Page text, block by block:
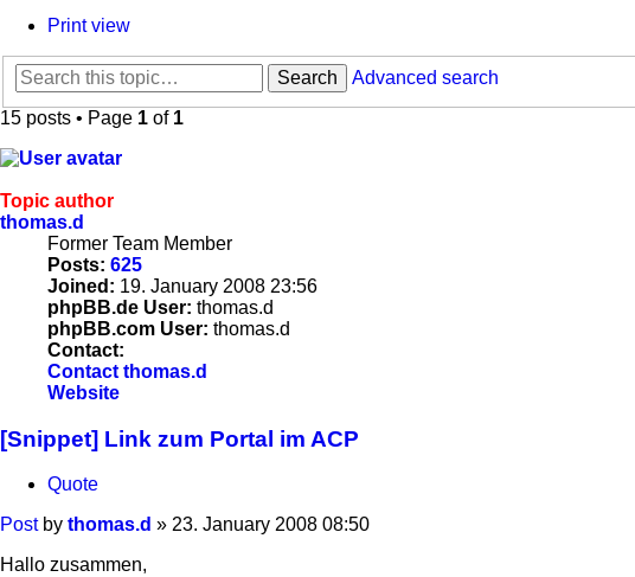
Print view
Search
Advanced search
15 posts • Page 1 of 1
Topic author
thomas.d
Former Team Member
Posts: 625
Joined: 19. January 2008 23:56
phpBB.de User: thomas.d
phpBB.com User: thomas.d
Contact:
Contact thomas.d
Website
[Snippet] Link zum Portal im ACP
Quote
Post by thomas.d » 23. January 2008 08:50
Hallo zusammen,